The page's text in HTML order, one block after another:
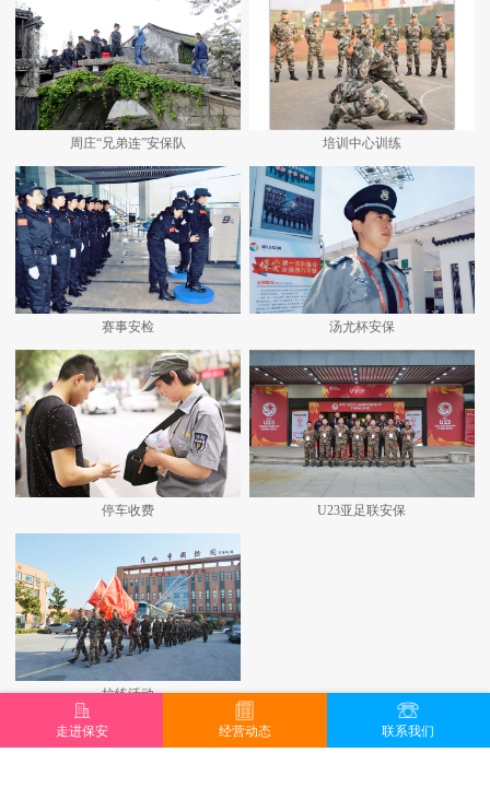
周庄“兄弟连”安保队 培训中心训练
赛事安检 汤尤杯安保
停车收费 U23亚足联安保
拉练活动
查看更多+
走进保安 经营动态 联系我们